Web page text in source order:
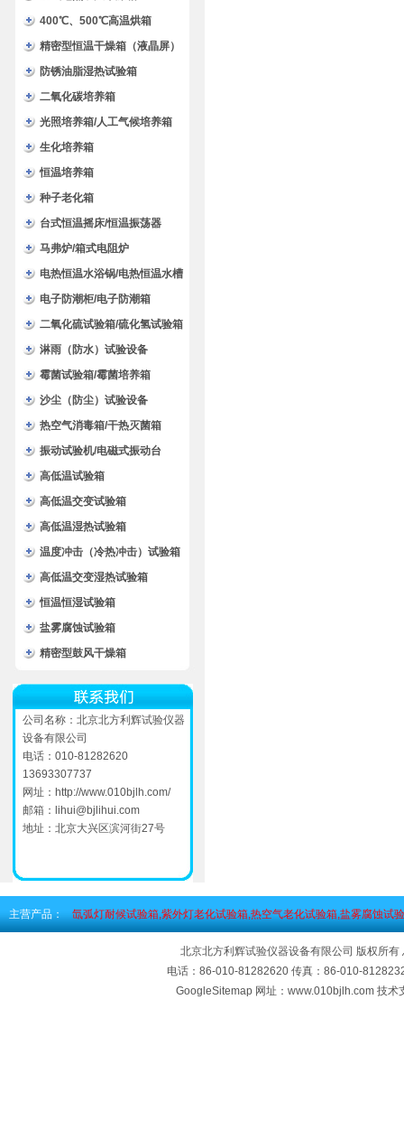
400℃、500℃高温烘箱
精密型恒温干燥箱（液晶屏）
防锈油脂湿热试验箱
二氧化碳培养箱
光照培养箱/人工气候培养箱
生化培养箱
恒温培养箱
种子老化箱
台式恒温摇床/恒温振荡器
马弗炉/箱式电阻炉
电热恒温水浴锅/电热恒温水槽
电子防潮柜/电子防潮箱
二氧化硫试验箱/硫化氢试验箱
淋雨（防水）试验设备
霉菌试验箱/霉菌培养箱
沙尘（防尘）试验设备
热空气消毒箱/干热灭菌箱
振动试验机/电磁式振动台
高低温试验箱
高低温交变试验箱
高低温湿热试验箱
温度冲击（冷热冲击）试验箱
高低温交变湿热试验箱
恒温恒湿试验箱
盐雾腐蚀试验箱
精密型鼓风干燥箱
公司名称：北京北方利辉试验仪器
设备有限公司
电话：010-81282620
13693307737
网址： http://www.010bjlh.com/
邮箱： lihui@bjlihui.com
地址：北京大兴区滨河街27号
主营产品： 氙弧灯耐候试验箱,紫外灯老化试验箱,热空气老化试验箱,盐雾腐蚀试
北京北方利辉试验仪器设备有限公司 版权所有
电话：86-010-81282620 传真：86-010-
GoogleSitemap 网址：www.010bjlh.com 技